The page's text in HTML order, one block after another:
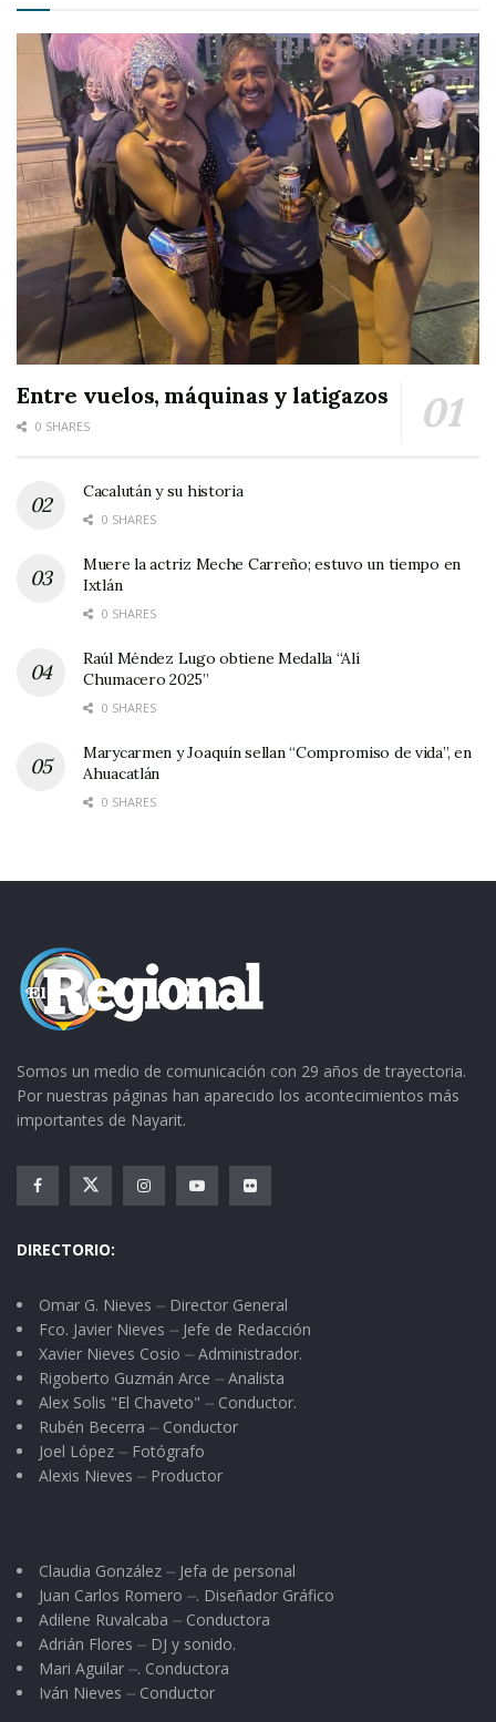
Entre vuelos, máquinas y latigazos
0 SHARES
Cacalután y su historia
0 SHARES
Muere la actriz Meche Carreño; estuvo un tiempo en
Ixtlán
0 SHARES
Raúl Méndez Lugo obtiene Medalla “Alí
Chumacero 2025”
0 SHARES
Marycarmen y Joaquín sellan “Compromiso de vida”, en
Ahuacatlán
0 SHARES
Somos un medio de comunicación con 29 años de trayectoria.
Por nuestras páginas han aparecido los acontecimientos más
importantes de Nayarit.
DIRECTORIO:
Omar G. Nieves ⏤ Director General
Fco. Javier Nieves ⏤ Jefe de Redacción
Xavier Nieves Cosio ⏤ Administrador.
Rigoberto Guzmán Arce ⏤ Analista
Alex Solis "El Chaveto" ⏤ Conductor.
Rubén Becerra ⏤ Conductor
Joel López ⏤ Fotógrafo
Alexis Nieves ⏤ Productor
Claudia González ⏤ Jefa de personal
Juan Carlos Romero ⏤. Diseñador Gráfico
Adilene Ruvalcaba ⏤ Conductora
Adrián Flores ⏤ DJ y sonido.
Mari Aguilar ⏤. Conductora
Iván Nieves ⏤ Conductor